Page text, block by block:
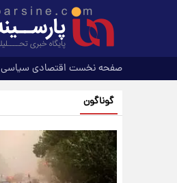
صفحه نخست اقتصادی سیاسی
گوناگون